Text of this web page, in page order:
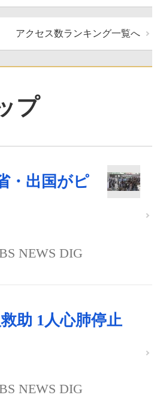
アクセス数ランキング一覧へ
プ
・出国がピ
NEWS DIG
助 1人心肺停止
NEWS DIG